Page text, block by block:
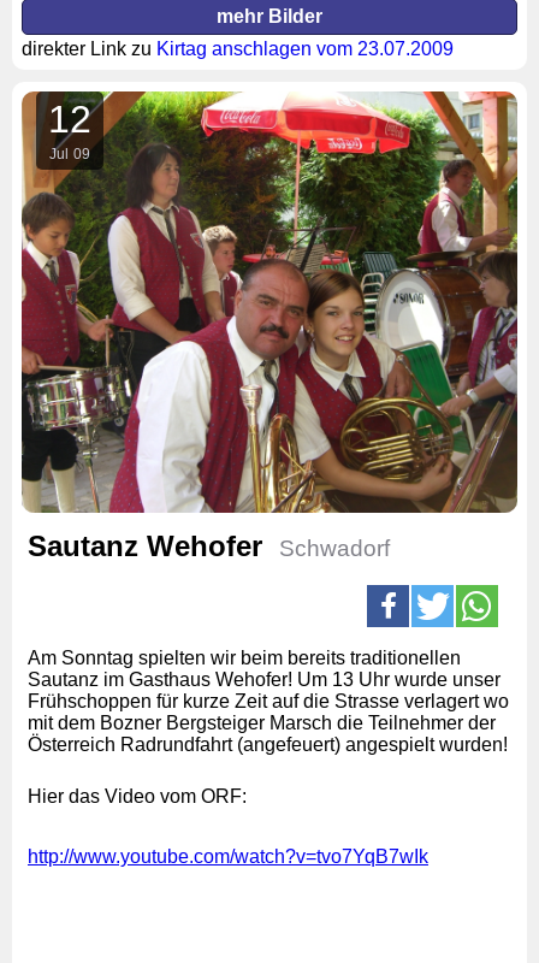
mehr Bilder
direkter Link zu Kirtag anschlagen vom 23.07.2009
12
Jul 09
Sautanz Wehofer Schwadorf
Am Sonntag spielten wir beim bereits traditionellen
Sautanz im Gasthaus Wehofer! Um 13 Uhr wurde unser
Frühschoppen für kurze Zeit auf die Strasse verlagert wo
mit dem Bozner Bergsteiger Marsch die Teilnehmer der
Österreich Radrundfahrt (angefeuert) angespielt wurden!
Hier das Video vom ORF:
http://www.youtube.com/watch?v=tvo7YqB7wIk